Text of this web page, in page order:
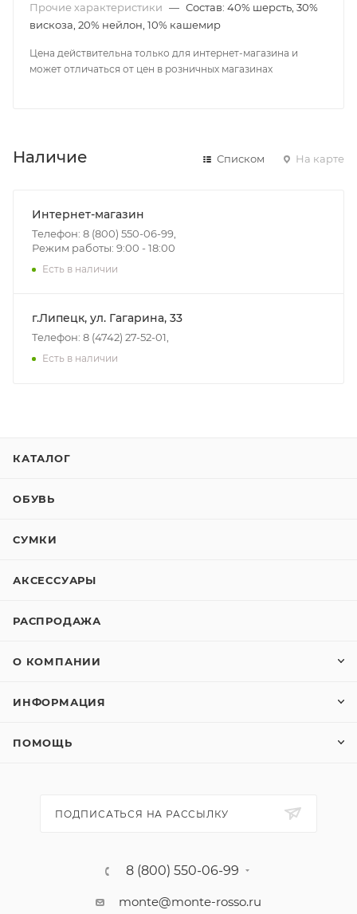
Прочие характеристики — Состав: 40% шерсть, 30%
вискоза, 20% нейлон, 10% кашемир
Цена действительна только для интернет-магазина и
может отличаться от цен в розничных магазинах
Наличие Списком На карте
Интернет-магазин
Телефон: 8 (800) 550-06-99,
Режим работы: 9:00 - 18:00
Есть в наличии
г.Липецк, ул. Гагарина, 33
Телефон: 8 (4742) 27-52-01,
Есть в наличии
КАТАЛОГ
ОБУВЬ
СУМКИ
АКСЕССУАРЫ
РАСПРОДАЖА
О КОМПАНИИ
ИНФОРМАЦИЯ
ПОМОЩЬ
ПОДПИСАТЬСЯ НА РАССЫЛКУ
8 (800) 550-06-99
monte@monte-rosso.ru